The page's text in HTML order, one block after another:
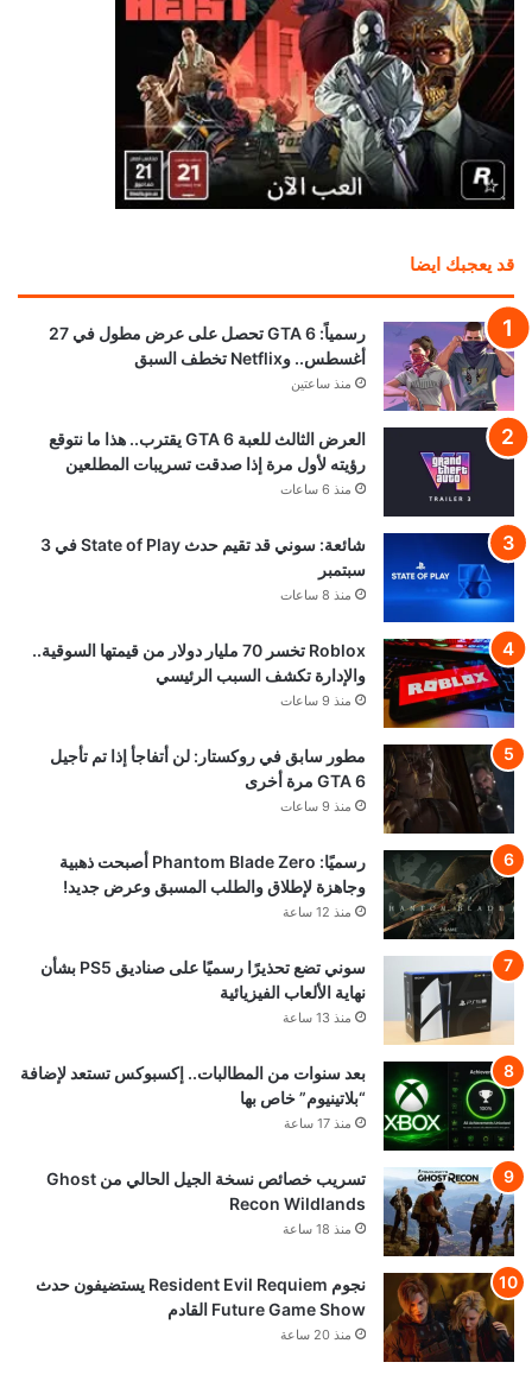
قد يعجبك ايضا
رسمياً: GTA 6 تحصل على عرض مطول في 27
أغسطس.. وNetflix تخطف السبق
منذ ساعتين
العرض الثالث للعبة GTA 6 يقترب.. هذا ما نتوقع
رؤيته لأول مرة إذا صدقت تسريبات المطلعين
منذ 6 ساعات
شائعة: سوني قد تقيم حدث State of Play في 3
سبتمبر
منذ 8 ساعات
Roblox تخسر 70 مليار دولار من قيمتها السوقية..
والإدارة تكشف السبب الرئيسي
منذ 9 ساعات
مطور سابق في روكستار: لن أتفاجأ إذا تم تأجيل
GTA 6 مرة أخرى
منذ 9 ساعات
رسميًا: Phantom Blade Zero أصبحت ذهبية
وجاهزة لإطلاق والطلب المسبق وعرض جديد!
منذ 12 ساعة
سوني تضع تحذيرًا رسميًا على صناديق PS5 بشأن
نهاية الألعاب الفيزيائية
منذ 13 ساعة
بعد سنوات من المطالبات.. إكسبوكس تستعد لإضافة
“بلاتينيوم” خاص بها
منذ 17 ساعة
تسريب خصائص نسخة الجيل الحالي من Ghost
Recon Wildlands
منذ 18 ساعة
نجوم Resident Evil Requiem يستضيفون حدث
Future Game Show القادم
منذ 20 ساعة